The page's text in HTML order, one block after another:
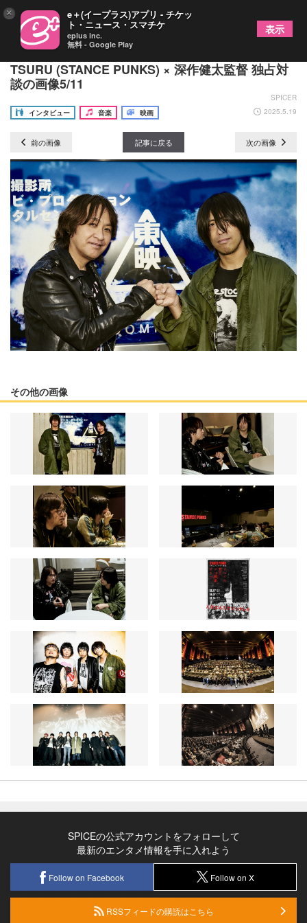
映画『すべての若きクソ野郎どもへ』公開記念
TSURU (STANCE PUNKS) × 深作健太監督 独占対
談の画像5/11
SPICER
インタビュー
音楽 映画 2025.5.19
前の画像 記事に戻る 次の画像
その他の画像
SPICEの公式アカウントをフォローして
最新のエンタメ情報を手に入れよう
Follow on Facebook Follow on X
RSSフィードの購読はこちら
× e＋(イープラス)アプリ - チケッ
ト・ニュース・スマチケ
eplus inc.
無料 - Google Play
表示